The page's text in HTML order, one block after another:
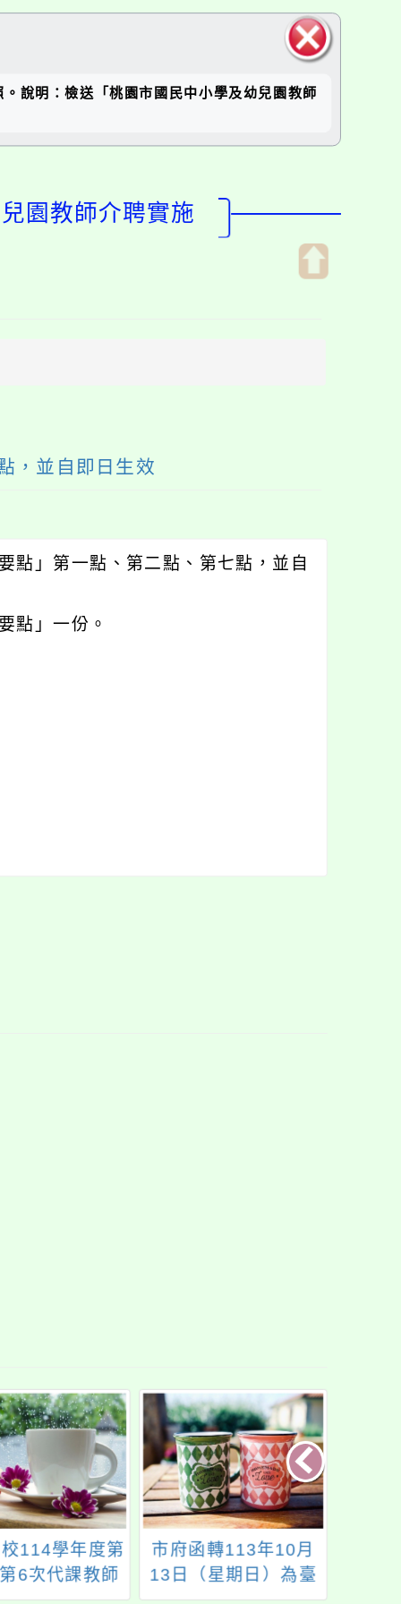
塊
說明：檢送「桃園市國民中小學及幼兒園教師
園教師介聘實施
，並自即日生效
點」第一點、第二點、第七點，並自
點」一份。
114學年度第
6次代課教師
市府函轉113年10月
13日（星期日）為臺